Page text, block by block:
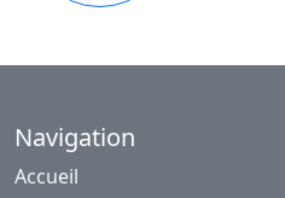
Navigation
Accueil